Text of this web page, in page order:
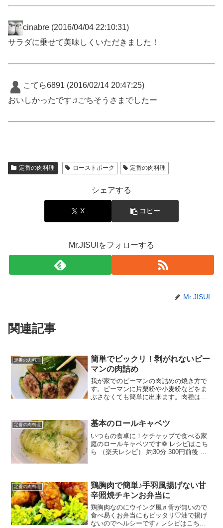
cinabre (2016/04/04 22:10:31)
サラダに乗せて美味しくいただきました！
こてら6891 (2016/02/14 20:47:25)
おいしかったです♫ごちそうさまでしたー
定番の肉料理 ローストポーク 定番の肉料理
シェアする
X コピー
Mr.JISUIをフォローする
Mr.JISUI
関連記事
定番の肉料理
簡単でビックリ！剥がれないピー
マンの肉詰め
我が家でのピーマンの肉詰めの焼き方で
す。ピーマンに片栗粉や小麦粉などをま
ぶさなくても簡単に出来ます。肉種はお
1,000円前後 材料ピーマン【肉種】プチ
パン...
定番の肉料理 基本のロールキャベツ
いつもの食卓に！ケチャップで食べる家
庭のロールキャベツです❁ レシピはこち
ら （楽天レシピ） 約30分 300円前後 材
定番の肉料理
鶏胸肉で簡単♪手羽風揚げない甘
辛照焼チキンお弁当に
鶏胸肉なのにウイング風♬骨が無いので
食べ易くお弁当にもピッタリ♡油で揚げ
ないのでヘルシーです♪ レシピはこちら